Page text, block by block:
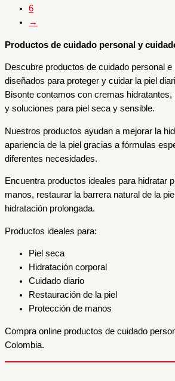
6
→
Productos de cuidado personal y
Descubre productos de cuidado personal e
diseñados para proteger y cuidar la piel
Bisonte contamos con cremas
y soluciones para piel seca y sensible.
Nuestros productos ayudan a mejorar la
apariencia de la piel gracias a fórmulas
diferentes necesidades.
Encuentra productos ideales para hidratar
manos, restaurar la barrera natural de la
hidratación prolongada.
Productos ideales para:
Piel seca
Hidratación corporal
Cuidado diario
Restauración de la piel
Protección de manos
Compra online productos de cuidado
Colombia.